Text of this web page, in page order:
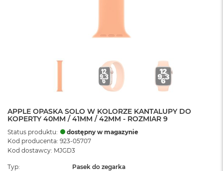
APPLE OPASKA SOLO W KOLORZE KANTALUPY DO
KOPERTY 40MM / 41MM / 42MM - ROZMIAR 9
Status produktu:
dostępny w magazynie
Kod producenta: 923-05707
Kod dostawcy: MJGD3
Typ
Pasek do zegarka